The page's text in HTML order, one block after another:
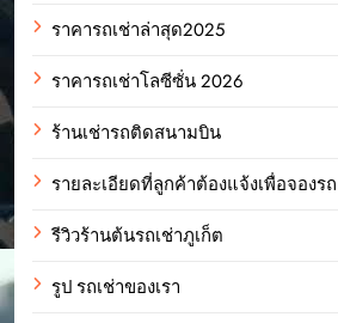
ราคารถเช่าล่าสุด2025
ราคารถเช่าโลซีซั่น 2026
ร้านเช่ารถติดสนามบิน
รายละเอียดที่ลูกค้าต้องแจ้งเพื่อจองรถ
รีวิวร้านต้นรถเช่าภูเก็ต
รูป รถเช่าของเรา